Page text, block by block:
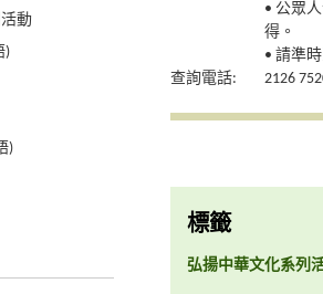
動
)
)
• 公眾
得。
• 請準
查詢電話:
2126
標籤
弘揚中華文化系列